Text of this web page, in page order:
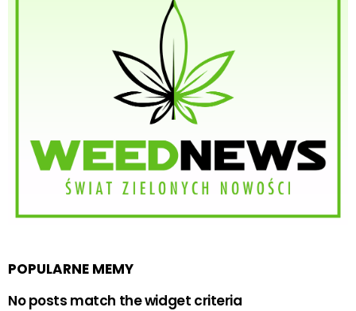
POPULARNE MEMY
No posts match the widget criteria